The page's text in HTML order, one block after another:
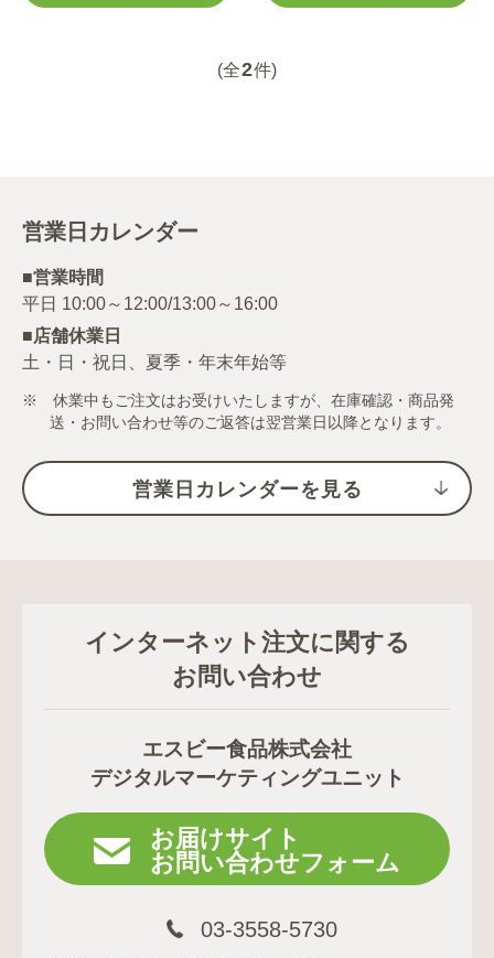
(全2件)
営業日カレンダー
■営業時間
■店舗休業日
土・日・祝日、夏季・年末年始等
※ 休業中もご注文はお受けいたしますが、在庫確認・商品発
送・お問い合わせ等のご返答は翌営業日以降となります。
営業日カレンダーを見る
インターネット注文に関する
お問い合わせ
エスビー食品株式会社
デジタルマーケティングユニット
お届けサイト
お問い合わせフォーム
03-3558-5730